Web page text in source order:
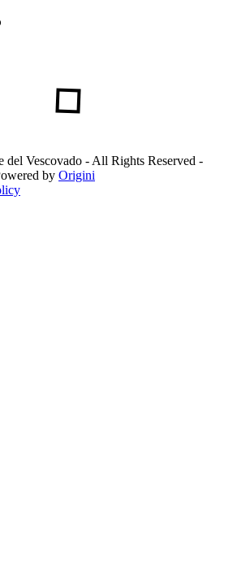
del Vescovado - All Rights Reserved -
by Origini